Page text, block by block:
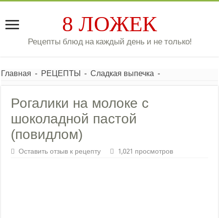
8 ЛОЖЕК
Рецепты блюд на каждый день и не только!
Главная - РЕЦЕПТЫ - Сладкая выпечка -
Рогалики на молоке с
шоколадной пастой
(повидлом)
Оставить отзыв к рецепту 1,021 просмотров